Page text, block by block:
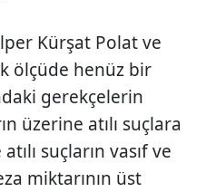
Kürşat Polat ve
ölçüde henüz bir
gerekçelerin
üzerine atılı suçlara
suçların vasıf ve
miktarının üst